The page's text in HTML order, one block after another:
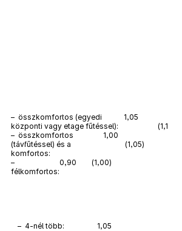
– összkomfortos (egyedi
központi vagy etage fűtéssel):
1,05
(1,10)
– összkomfortos
(távfűtéssel) és a
komfortos:
1,00
(1,05)
–
félkomfortos:
0,90
(1,00)
– 4-nél több:
1,05